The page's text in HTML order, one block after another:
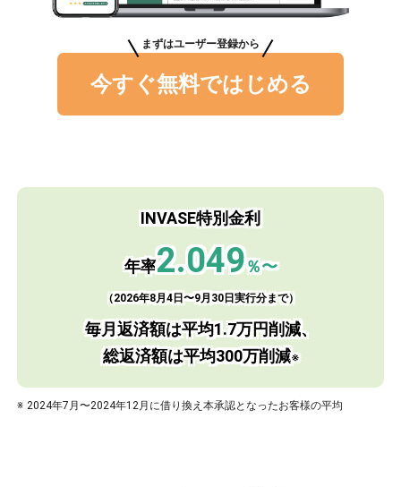
まずはユーザー登録から
今すぐ無料ではじめる
INVASE特別金利
年率2.049％〜
（2026年8月4日〜9月30日実行分まで）
毎月返済額は平均1.7万円削減、
総返済額は平均300万削減※
※ 2024年7月〜2024年12月に借り換え本承認となったお客様の平均